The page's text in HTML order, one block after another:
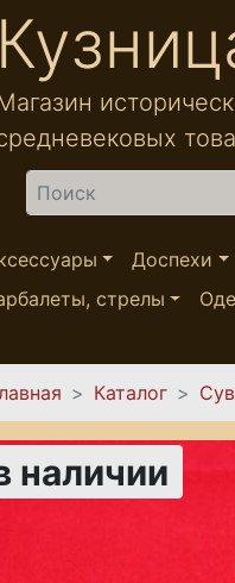
содержанию
Найти
Доспехи
стрелы
здесь
Каталог
наличии